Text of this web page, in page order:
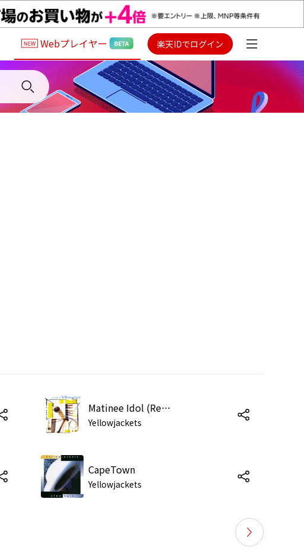
Webプレイヤー 楽天IDでログイン
Matinee Idol (Remastered Version)
Yellowjackets
CapeTown
Yellowjackets